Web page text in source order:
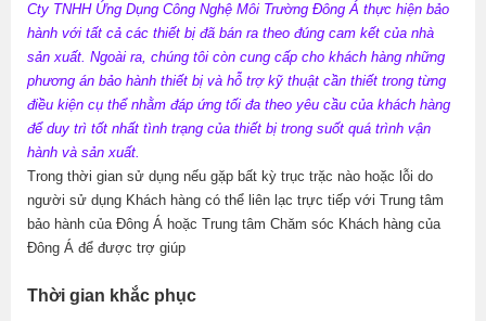
Cty TNHH Ứng Dụng Công Nghệ Môi Trường Đông Á thực hiện bảo
hành với tất cả các thiết bị đã bán ra theo đúng cam kết của nhà
sản xuất. Ngoài ra, chúng tôi còn cung cấp cho khách hàng những
phương án bảo hành thiết bị và hỗ trợ kỹ thuật cần thiết trong từng
điều kiện cụ thể nhằm đáp ứng tối đa theo yêu cầu của khách hàng
để duy trì tốt nhất tình trạng của thiết bị trong suốt quá trình vận
hành và sản xuất.
Trong thời gian sử dụng nếu gặp bất kỳ trục trặc nào hoặc lỗi do
người sử dụng Khách hàng có thể liên lạc trực tiếp với Trung tâm
bảo hành của Đông Á hoặc Trung tâm Chăm sóc Khách hàng của
Đông Á để được trợ giúp
Thời gian khắc phục